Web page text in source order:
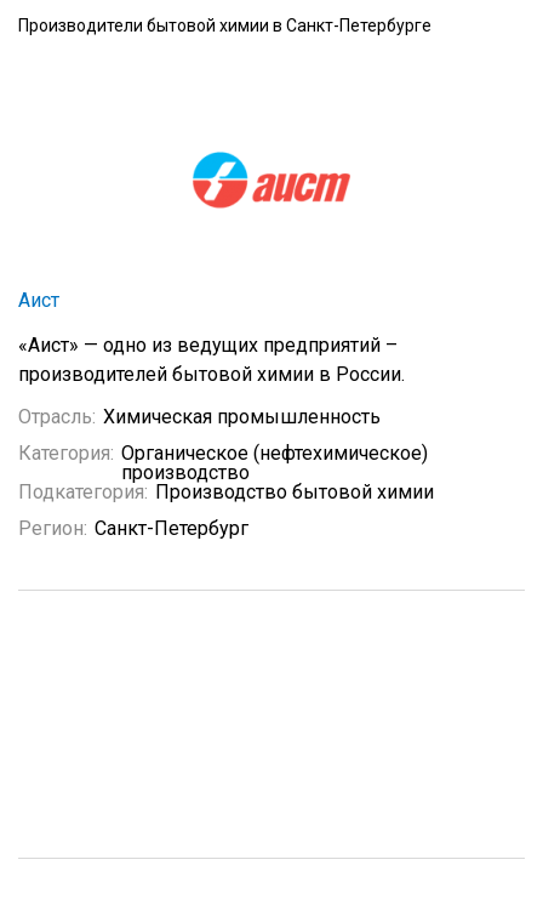
Производители бытовой химии в Санкт-Петербурге
Аист
«Аист» — одно из ведущих предприятий –
производителей бытовой химии в России.
Отрасль: Химическая промышленность
Категория: Органическое (нефтехимическое)
производство
Подкатегория: Производство бытовой химии
Регион: Санкт-Петербург